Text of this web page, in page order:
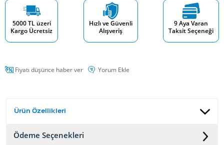
5000 TL üzeri
Kargo Ücretsiz
Hızlı ve Güvenli
Alışveriş
9 Aya Varan
Taksit Seçeneği
Fiyatı düşünce haber ver Yorum Ekle
Ürün Özellikleri
Ödeme Seçenekleri